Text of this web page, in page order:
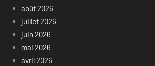
août 2026
juillet 2026
juin 2026
mai 2026
avril 2026